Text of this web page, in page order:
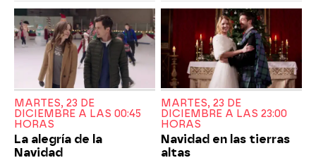
MARTES, 23 DE
DICIEMBRE A LAS 00:45
HORAS
La alegría de la
Navidad
MARTES, 23 DE
DICIEMBRE A LAS 23:00
HORAS
Navidad en las tierras
altas